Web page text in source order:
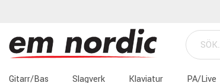
Gitarr/Bas Slagverk Klaviatur PA/Live